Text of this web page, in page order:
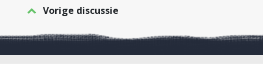
Vorige discussie